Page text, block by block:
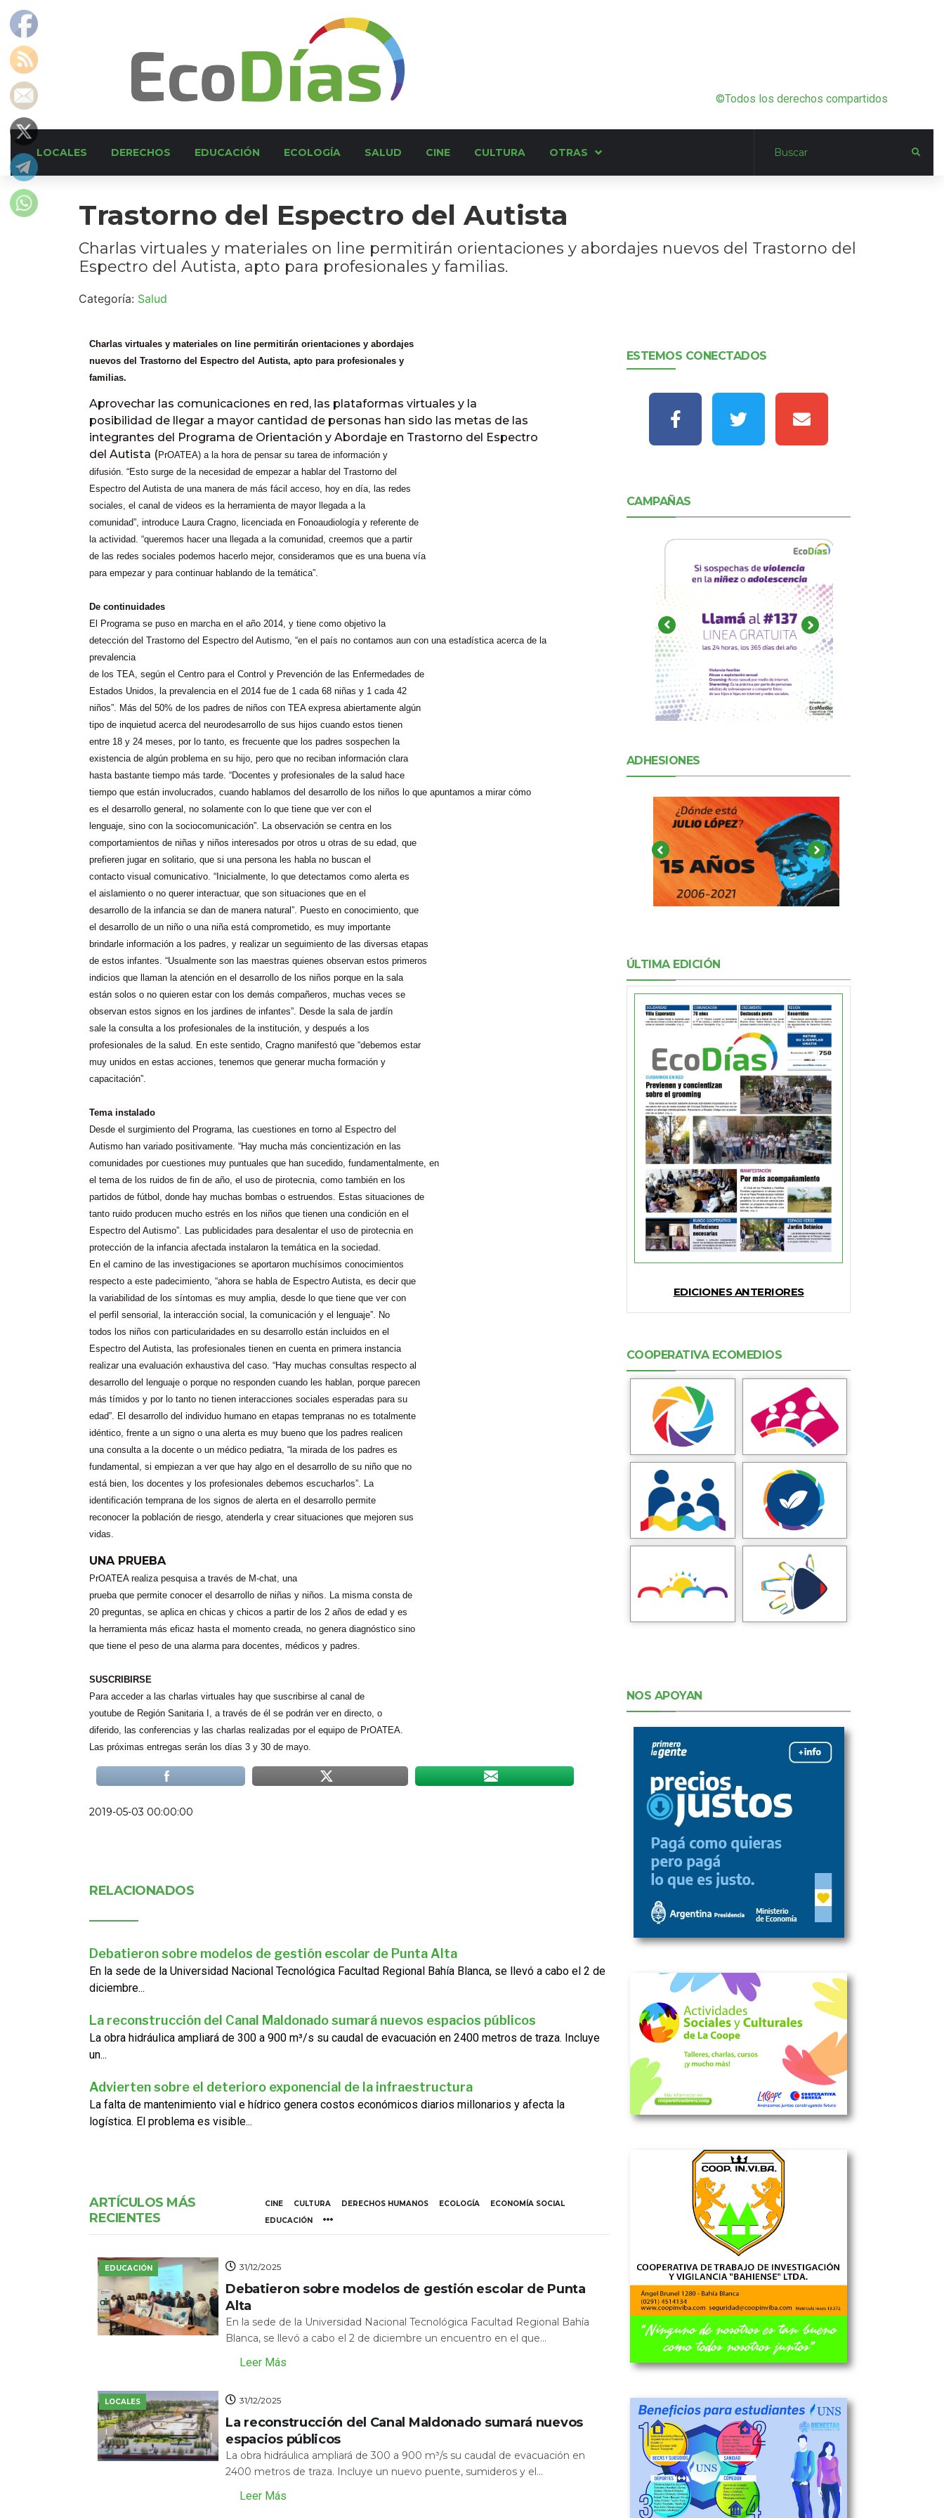
©Todos los derechos compartidos
LOCALES DERECHOS EDUCACIÓN ECOLOGÍA SALUD CINE CULTURA OTRAS
Trastorno del Espectro del Autista
Charlas virtuales y materiales on line permitirán orientaciones y abordajes nuevos del Trastorno del
Espectro del Autista, apto para profesionales y familias.
Categoría: Salud
Charlas virtuales y materiales on line permitirán orientaciones y abordajes
nuevos del Trastorno del Espectro del Autista, apto para profesionales y
familias.
Aprovechar las comunicaciones en red, las plataformas virtuales y la
posibilidad de llegar a mayor cantidad de personas han sido las metas de las
integrantes del Programa de Orientación y Abordaje en Trastorno del Espectro
del Autista (PrOATEA) a la hora de pensar su tarea de información y
difusión. “Esto surge de la necesidad de empezar a hablar del Trastorno del
Espectro del Autista de una manera de más fácil acceso, hoy en día, las redes
sociales, el canal de videos es la herramienta de mayor llegada a la
comunidad”, introduce Laura Cragno, licenciada en Fonoaudiología y referente de
la actividad. “queremos hacer una llegada a la comunidad, creemos que a partir
de las redes sociales podemos hacerlo mejor, consideramos que es una buena vía
para empezar y para continuar hablando de la temática”.
De continuidades
El Programa se puso en marcha en el año 2014, y tiene como objetivo la
detección del Trastorno del Espectro del Autismo, “en el país no contamos aun con una estadística acerca de la
prevalencia
de los TEA, según el Centro para el Control y Prevención de las Enfermedades de
Estados Unidos, la prevalencia en el 2014 fue de 1 cada 68 niñas y 1 cada 42
niños”. Más del 50% de los padres de niños con TEA expresa abiertamente algún
tipo de inquietud acerca del neurodesarrollo de sus hijos cuando estos tienen
entre 18 y 24 meses, por lo tanto, es frecuente que los padres sospechen la
existencia de algún problema en su hijo, pero que no reciban información clara
hasta bastante tiempo más tarde. “Docentes y profesionales de la salud hace
tiempo que están involucrados, cuando hablamos del desarrollo de los niños lo que apuntamos a mirar cómo
es el desarrollo general, no solamente con lo que tiene que ver con el
lenguaje, sino con la sociocomunicación”. La observación se centra en los
comportamientos de niñas y niños interesados por otros u otras de su edad, que
prefieren jugar en solitario, que si una persona les habla no buscan el
contacto visual comunicativo. “Inicialmente, lo que detectamos como alerta es
el aislamiento o no querer interactuar, que son situaciones que en el
desarrollo de la infancia se dan de manera natural”. Puesto en conocimiento, que
el desarrollo de un niño o una niña está comprometido, es muy importante
brindarle información a los padres, y realizar un seguimiento de las diversas etapas
de estos infantes. “Usualmente son las maestras quienes observan estos primeros
indicios que llaman la atención en el desarrollo de los niños porque en la sala
están solos o no quieren estar con los demás compañeros, muchas veces se
observan estos signos en los jardines de infantes”. Desde la sala de jardín
sale la consulta a los profesionales de la institución, y después a los
profesionales de la salud. En este sentido, Cragno manifestó que “debemos estar
muy unidos en estas acciones, tenemos que generar mucha formación y
capacitación”.
Tema instalado
Desde el surgimiento del Programa, las cuestiones en torno al Espectro del
Autismo han variado positivamente. “Hay mucha más concientización en las
comunidades por cuestiones muy puntuales que han sucedido, fundamentalmente, en
el tema de los ruidos de fin de año, el uso de pirotecnia, como también en los
partidos de fútbol, donde hay muchas bombas o estruendos. Estas situaciones de
tanto ruido producen mucho estrés en los niños que tienen una condición en el
Espectro del Autismo”. Las publicidades para desalentar el uso de pirotecnia en
protección de la infancia afectada instalaron la temática en la sociedad.
En el camino de las investigaciones se aportaron muchísimos conocimientos
respecto a este padecimiento, “ahora se habla de Espectro Autista, es decir que
la variabilidad de los síntomas es muy amplia, desde lo que tiene que ver con
el perfil sensorial, la interacción social, la comunicación y el lenguaje”. No
todos los niños con particularidades en su desarrollo están incluidos en el
Espectro del Autista, las profesionales tienen en cuenta en primera instancia
realizar una evaluación exhaustiva del caso. “Hay muchas consultas respecto al
desarrollo del lenguaje o porque no responden cuando les hablan, porque parecen
más tímidos y por lo tanto no tienen interacciones sociales esperadas para su
edad”. El desarrollo del individuo humano en etapas tempranas no es totalmente
idéntico, frente a un signo o una alerta es muy bueno que los padres realicen
una consulta a la docente o un médico pediatra, “la mirada de los padres es
fundamental, si empiezan a ver que hay algo en el desarrollo de su niño que no
está bien, los docentes y los profesionales debemos escucharlos”. La
identificación temprana de los signos de alerta en el desarrollo permite
reconocer la población de riesgo, atenderla y crear situaciones que mejoren sus
vidas.
UNA PRUEBA
PrOATEA realiza pesquisa a través de M-chat, una
prueba que permite conocer el desarrollo de niñas y niños. La misma consta de
20 preguntas, se aplica en chicas y chicos a partir de los 2 años de edad y es
la herramienta más eficaz hasta el momento creada, no genera diagnóstico sino
que tiene el peso de una alarma para docentes, médicos y padres.
SUSCRIBIRSE
Para acceder a las charlas virtuales hay que suscribirse al canal de
youtube de Región Sanitaria I, a través de él se podrán ver en directo, o
diferido, las conferencias y las charlas realizadas por el equipo de PrOATEA.
Las próximas entregas serán los días 3 y 30 de mayo.
2019-05-03 00:00:00
RELACIONADOS
Debatieron sobre modelos de gestión escolar de Punta Alta
En la sede de la Universidad Nacional Tecnológica Facultad Regional Bahía Blanca, se llevó a cabo el 2 de
diciembre...
La reconstrucción del Canal Maldonado sumará nuevos espacios públicos
La obra hidráulica ampliará de 300 a 900 m³/s su caudal de evacuación en 2400 metros de traza. Incluye
un...
Advierten sobre el deterioro exponencial de la infraestructura
La falta de mantenimiento vial e hídrico genera costos económicos diarios millonarios y afecta la
logística. El problema es visible...
ARTÍCULOS MÁS
RECIENTES
CINE CULTURA DERECHOS HUMANOS ECOLOGÍA
ECONOMÍA SOCIAL
EDUCACIÓN
EDUCACIÓN 31/12/2025
Debatieron sobre modelos de gestión escolar de Punta
Alta
En la sede de la Universidad Nacional Tecnológica Facultad Regional Bahía
Blanca, se llevó a cabo el 2 de diciembre un encuentro en el que...
Leer Más
LOCALES 31/12/2025
La reconstrucción del Canal Maldonado sumará nuevos
espacios públicos
La obra hidráulica ampliará de 300 a 900 m³/s su caudal de evacuación en
2400 metros de traza. Incluye un nuevo puente, sumideros y el...
Leer Más
ESTEMOS CONECTADOS
CAMPAÑAS
ADHESIONES
ÚLTIMA EDICIÓN
EDICIONES ANTERIORES
COOPERATIVA ECOMEDIOS
NOS APOYAN